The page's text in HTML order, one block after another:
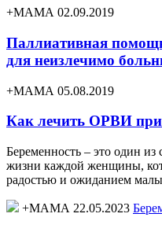
+МАМА 02.09.2019
Паллиативная
для неизлечимо
+МАМА 05.08.2019
Как лечить ОРВИ при
Беременность – это один
жизни каждой женщины,
радостью и ожиданием
+МАМА 22.05.2023